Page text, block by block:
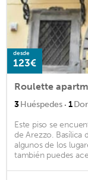
desde
123€
Roulette
3Huéspedes · 1
Este piso se
de Arezzo. Basílica
algunos de los
también puedes